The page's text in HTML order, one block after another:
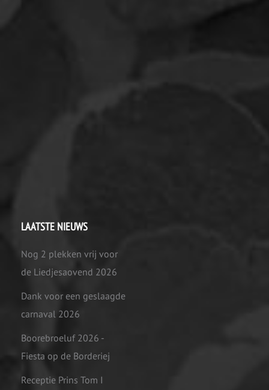
LAATSTE NIEUWS
Nog 2 plekken vrij voor
de Liedjesaovend 2026
Dank voor een geslaagde
carnaval 2026
Boorebroeluf 2026 -
Fiesta op de Borderiej
Receptie Prins Tom I